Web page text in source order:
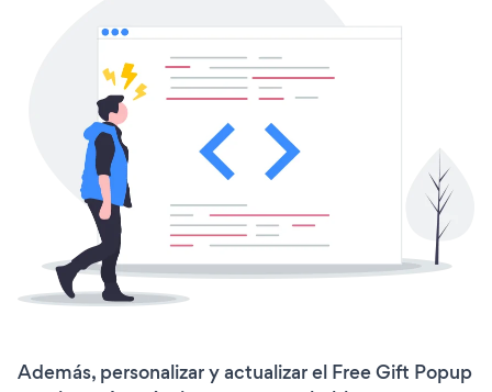
Además, personalizar y actualizar el Free Gift Popup